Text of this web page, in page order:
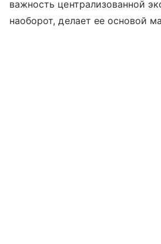
важность централизованной
наоборот, делает ее основой